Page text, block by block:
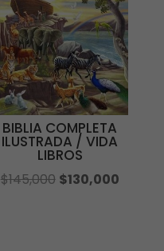
BIBLIA COMPLETA
ILUSTRADA / VIDA
LIBROS
$145,000 El
$130,000El